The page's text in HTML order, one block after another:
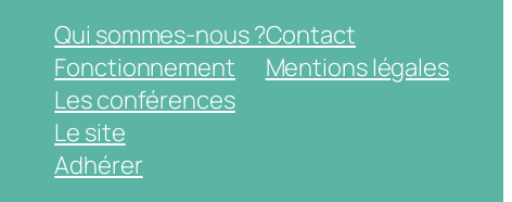
Qui sommes-nous ?
Fonctionnement
Les conférences
Le site
Adhérer
Contact
Mentions légales